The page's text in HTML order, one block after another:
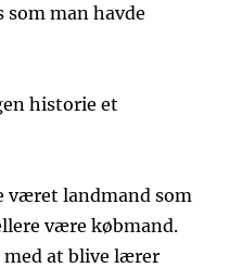
man havde
historie et
været landmand som
være købmand.
med at blive lærer